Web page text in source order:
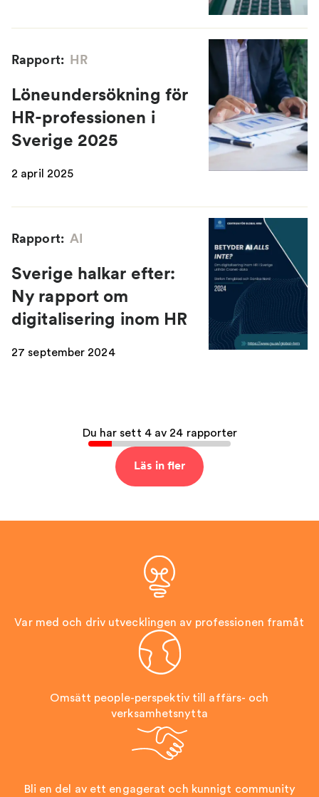
Rapport: HR
Löneundersökning för
HR-professionen i
Sverige 2025
2 april 2025
Rapport: AI
Sverige halkar efter:
Ny rapport om
digitalisering inom HR
27 september 2024
Du har sett 4 av 24 rapporter
Läs in fler
Var med och driv utvecklingen av professionen framåt
Omsätt people-perspektiv till affärs- och
verksamhetsnytta
Bli en del av ett engagerat och kunnigt community